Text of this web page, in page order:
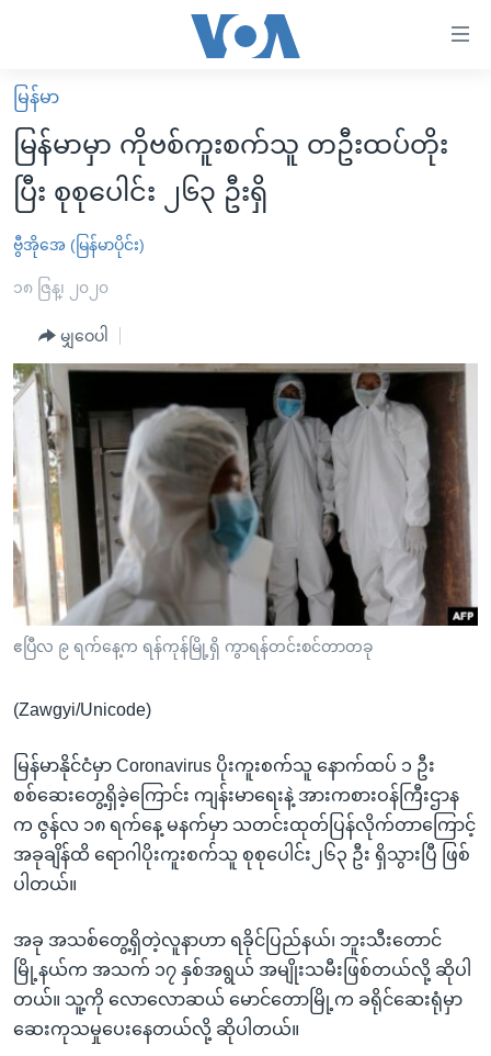
လွယ်ကူ
စေ
သည့်
Link
များ
ပင်မ
ကျော်
ကြည့်
ရန်
ပင်မ
အ
ညွန်း
စာမျက်နှာ
သို့
ကျော်
ကြည့်
ရှာဖွေ
နေရာ
သို့
ကျော်
ရန်
မူလစာမျက်နှာ
မြန်မာ
ကမ္ဘာ့သတင်းများ
နိုင်ငံတကာ
အမေရိကန်
အစ္စရေး-ပါလက်စတိုင်း
ဗွီဒီယို
သတင်းလွတ်လပ်ခွင့်
အင်္ဂလိပ်စာလေ့လာမယ်
အမေရိကန်သုံးအီဒီယံ
မကြေးမုံရဲ့ အင်္ဂလိပ်စာ
ရုပ်ရှင်ထဲက အင်္ဂလိပ်စာ
သုတပဒေသာ အင်္ဂလိပ်စာ
အပတ်စဉ်ကဏ္ဍများ
ရေဒီယို
တီဗွီ
ရေဒီယိုနှင့်ရုပ်သံ အချက်အလက်များ
ရေဒီယို/တီဗွီအစီအစဉ်
Learning English
ဗွီအိုအေ လူမှုကွန်ယက်များ
မြန်မာ
မြန်မာမှာ ကိုဗစ်ကူးစက်သူ တဦးထပ်တိုး
ပြီး စုစုပေါင်း ၂၆၃ ဦးရှိ
ဗွီအိုအေ (မြန်မာပိုင်း)
၁၈ ဇြန္၊ ၂၀၂၀
မျှဝေပါ
ဧပြီလ ၉ ရက်နေ့က ရန်ကုန်မြို့ရှိ ကွာရန်တင်းစင်တာတခု
(Zawgyi/Unicode)
မြန်မာနိုင်ငံမှာ Coronavirus ပိုးကူးစက်သူ နောက်ထပ် ၁ ဦး
စစ်ဆေးတွေ့ရှိခဲ့ကြောင်း ကျန်းမာရေးနဲ့ အားကစားဝန်ကြီးဌာန
က ဇွန်လ ၁၈ ရက်နေ့ မနက်မှာ သတင်းထုတ်ပြန်လိုက်တာကြောင့်
အခုချိန်ထိ ရောဂါပိုးကူးစက်သူ စုစုပေါင်း၂၆၃ ဦး ရှိသွားပြီ ဖြစ်
ပါတယ်။
အခု အသစ်တွေ့ရှိတဲ့လူနာဟာ ရခိုင်ပြည်နယ်၊ ဘူးသီးတောင်
မြို့နယ်က အသက် ၁၇ နှစ်အရွယ် အမျိုးသမီးဖြစ်တယ်လို့ ဆိုပါ
တယ်။ သူ့ကို လောလောဆယ် မောင်တောမြို့က ခရိုင်ဆေးရုံမှာ
ဆေးကုသမှုပေးနေတယ်လို့ ဆိုပါတယ်။